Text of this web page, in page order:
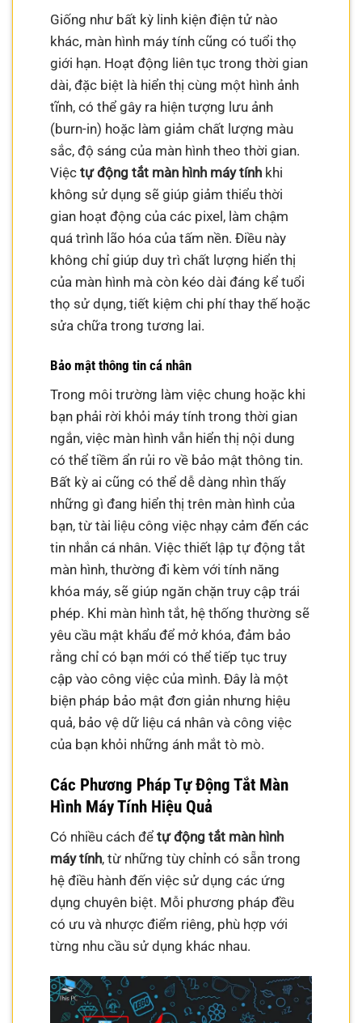
Giống như bất kỳ linh kiện điện tử nào
khác, màn hình máy tính cũng có tuổi thọ
giới hạn. Hoạt động liên tục trong thời gian
dài, đặc biệt là hiển thị cùng một hình ảnh
tĩnh, có thể gây ra hiện tượng lưu ảnh
(burn-in) hoặc làm giảm chất lượng màu
sắc, độ sáng của màn hình theo thời gian.
Việctự động tắt màn hình máy tính khi
không sử dụng sẽ giúp giảm thiểu thời
gian hoạt động của các pixel, làm chậm
quá trình lão hóa của tấm nền. Điều này
không chỉ giúp duy trì chất lượng hiển thị
của màn hình mà còn kéo dài đáng kể tuổi
thọ sử dụng, tiết kiệm chi phí thay thế hoặc
sửa chữa trong tương lai.
Bảo mật thông tin cá nhân
Trong môi trường làm việc chung hoặc khi
bạn phải rời khỏi máy tính trong thời gian
ngắn, việc màn hình vẫn hiển thị nội dung
có thể tiềm ẩn rủi ro về bảo mật thông tin.
Bất kỳ ai cũng có thể dễ dàng nhìn thấy
những gì đang hiển thị trên màn hình của
bạn, từ tài liệu công việc nhạy cảm đến các
tin nhắn cá nhân. Việc thiết lập tự động tắt
màn hình, thường đi kèm với tính năng
khóa máy, sẽ giúp ngăn chặn truy cập trái
phép. Khi màn hình tắt, hệ thống thường sẽ
yêu cầu mật khẩu để mở khóa, đảm bảo
rằng chỉ có bạn mới có thể tiếp tục truy
cập vào công việc của mình. Đây là một
biện pháp bảo mật đơn giản nhưng hiệu
quả, bảo vệ dữ liệu cá nhân và công việc
của bạn khỏi những ánh mắt tò mò.
Các Phương Pháp Tự Động Tắt Màn
Hình Máy Tính Hiệu Quả
Có nhiều cách đểtự động tắt màn hình
máy tính, từ những tùy chỉnh có sẵn trong
hệ điều hành đến việc sử dụng các ứng
dụng chuyên biệt. Mỗi phương pháp đều
có ưu và nhược điểm riêng, phù hợp với
từng nhu cầu sử dụng khác nhau.